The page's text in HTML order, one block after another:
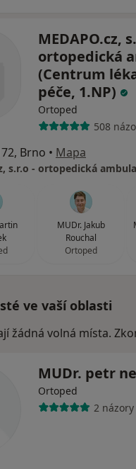
MEDAPO.cz,
ortopedická
(Centrum
péče, 1.NP)
Ortoped
508
Brno • Mapa
MUDr. Jakub
Rouchal
Ortoped
ve vaší oblasti
žádná volná místa.
MUDr. petr
Ortoped
2 názory